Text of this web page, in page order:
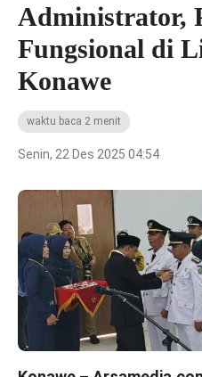
Administrator,
Fungsional di
Konawe
waktu baca 2 menit
Senin, 22 Des 2025 04:54